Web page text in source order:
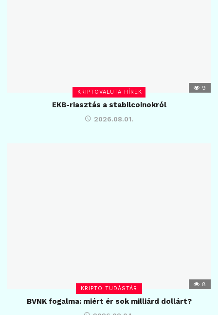
KRIPTOVALUTA HÍREK
9
EKB-riasztás a stabilcoinokról
2026.08.01.
KRIPTO TUDÁSTÁR
8
BVNK fogalma: miért ér sok milliárd dollárt?